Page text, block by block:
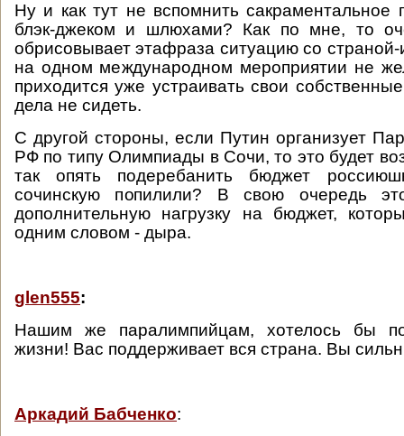
Ну и как тут не вспомнить сакраментальное
блэк-джеком и шлюхами? Как по мне, то
обрисовывает этафраза ситуацию со страной-
на одном международном мероприятии не
приходится уже устраивать свои
дела не сидеть.
С другой стороны, если Путин организует
РФ по типу Олимпиады в Сочи, то это будет
так опять подеребанить бюджет
сочинскую попилили? В свою очередь
дополнительную нагрузку на бюджет,
одним словом - дыра.
glen555:
Нашим же паралимпийцам, хотелось бы
жизни! Вас поддерживает вся страна. Вы
Аркадий Бабченко: